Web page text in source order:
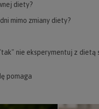
diety?
mimo zmiany diety?
nie eksperymentuj z
pomaga